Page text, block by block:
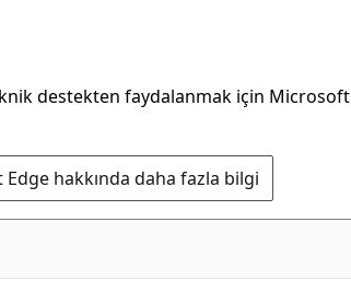
destekten faydalanmak için Microsoft
hakkında daha fazla bilgi